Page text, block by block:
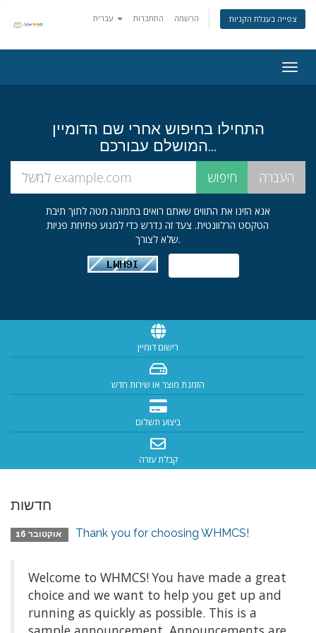
התחברות הרשמה צפייה בעגלת הקניות
התחילו בחיפוש אחרי שם הדומיין
המושלם עבורכם...
אנא הזינו את התווים שאתם רואים בתמונה מטה לתוך תיבת
הטקסט הרלוונטית. צעד זה נדרש כדי למנוע פתיחת פניות
שלא לצורך.
רישום דומיין
הזמנת מוצר או שירות חדש
ביצוע תשלום
קבלת עזרה
חדשות
Thank you for choosing WHMCS!
Welcome to WHMCS! You have made a great
choice and we want to help you get up and
running as quickly as possible. This is a